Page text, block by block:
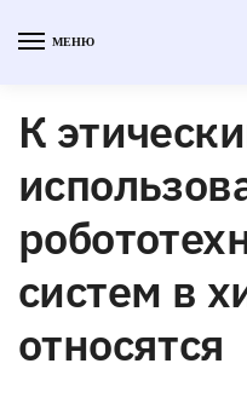
МЕНЮ
К
систем в
относятся